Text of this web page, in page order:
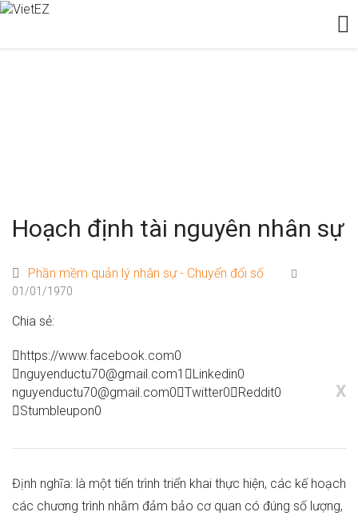
Hoạch định tài nguyên nhân sự
Phần mềm quản lý nhân sự - Chuyển đổi số
01/01/1970
Chia sẻ:
https://www.facebook.com0
nguyenductu70@gmail.com1 Linkedin0
X
nguyenductu70@gmail.com0 Twitter0 Reddit0
Stumbleupon0
Định nghĩa: là một tiến trình triển khai thực hiện, các kế hoạch
các chương trình nhằm đảm bảo cơ quan có đúng số lượng,